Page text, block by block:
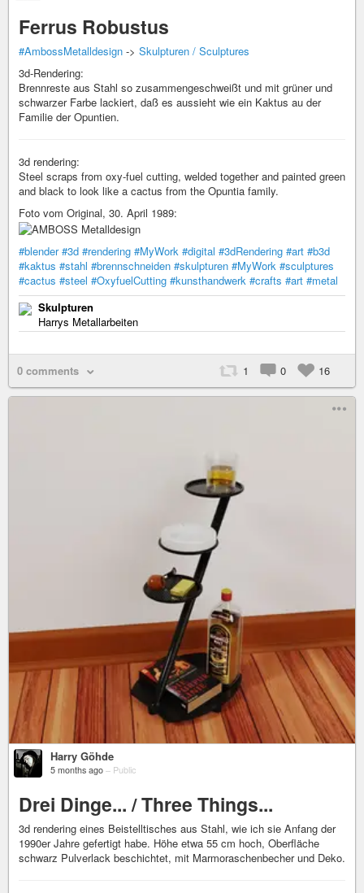
Ferrus Robustus
#AmbossMetalldesign -> Skulpturen / Sculptures
3d-Rendering:
Brennreste aus Stahl so zusammengeschweißt und mit grüner und
schwarzer Farbe lackiert, daß es aussieht wie ein Kaktus au der
Familie der Opuntien.
3d rendering:
Steel scraps from oxy-fuel cutting, welded together and painted green
and black to look like a cactus from the Opuntia family.
Foto vom Original, 30. April 1989:
#blender #3d #rendering #MyWork #digital #3dRendering #art #b3d
#kaktus #stahl #brennschneiden #skulpturen #MyWork #sculptures
#cactus #steel #OxyfuelCutting #kunsthandwerk #crafts #art #metal
Skulpturen
Harrys Metallarbeiten
0 comments 1 0 16
Harry Göhde
5 months ago – Public
Drei Dinge... / Three Things...
3d rendering eines Beistelltisches aus Stahl, wie ich sie Anfang der
1990er Jahre gefertigt habe. Höhe etwa 55 cm hoch, Oberfläche
schwarz Pulverlack beschichtet, mit Marmoraschenbecher und Deko.